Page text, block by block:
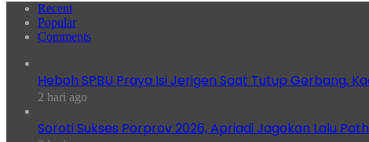
Recent
Popular
Comments
Heboh SPBU Praya Isi Jerigen Saat Tutup Gerbang,
2 hari ago
Soroti Sukses Porprov 2026, Apriadi Jagokan Lalu